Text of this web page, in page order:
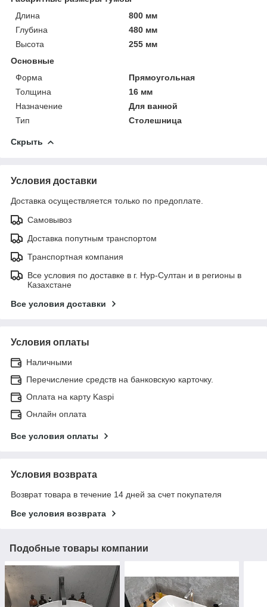
Длина
800 мм
Глубина
480 мм
Высота
255 мм
Основные
Форма
Прямоугольная
Толщина
16 мм
Назначение
Для ванной
Тип
Столешница
Скрыть
Условия доставки
Доставка осуществляется только по предоплате.
Самовывоз
Доставка попутным транспортом
Транспортная компания
Все условия по доставке в г. Нур-Султан и в регионы в
Казахстане
Все условия доставки
Условия оплаты
Наличными
Перечисление средств на банковскую карточку.
Оплата на карту Kaspi
Онлайн оплата
Все условия оплаты
Условия возврата
Возврат товара в течение 14 дней за счет покупателя
Все условия возврата
Подобные товары компании